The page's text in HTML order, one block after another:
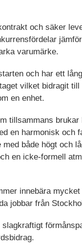
och säker
varumärke.
och har ett
vilket bidragit
en enhet.
tillsammans
en harmonisk och
både högt och
en icke-formell
innebära
jobbar från